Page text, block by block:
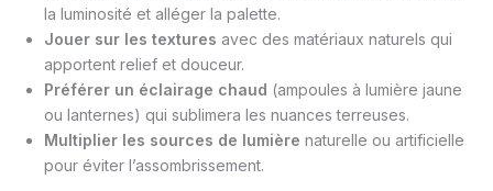
la luminosité et alléger la palette.
Jouer sur les textures avec des matériaux naturels qui
apportent relief et douceur.
Préférer un éclairage chaud (ampoules à lumière jaune
ou lanternes) qui sublimera les nuances terreuses.
Multiplier les sources de lumière naturelle ou artificielle
pour éviter l’assombrissement.